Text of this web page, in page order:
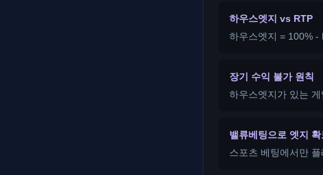
하우스엣지 vs RTP
하우스엣지 = 100% -
장기 수익 불가 원칙
하우스엣지가 있는
밸류베팅으로 엣지 확
스포츠 베팅에서만